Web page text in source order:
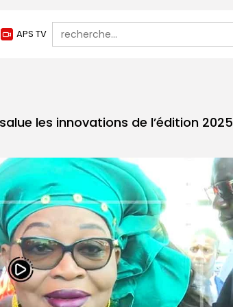
APS TV
Search
for:
les innovations de l’édition 2025